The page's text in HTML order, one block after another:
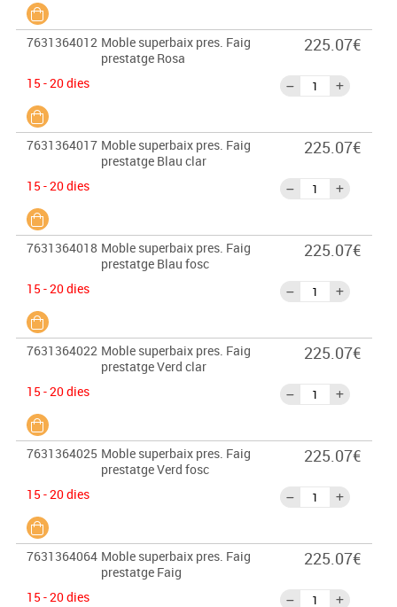
7631364012 Moble superbaix pres. Faig
prestatge Rosa
15 - 20 dies
225.07€
7631364017 Moble superbaix pres. Faig
prestatge Blau clar
15 - 20 dies
225.07€
7631364018 Moble superbaix pres. Faig
prestatge Blau fosc
15 - 20 dies
225.07€
7631364022 Moble superbaix pres. Faig
prestatge Verd clar
15 - 20 dies
225.07€
7631364025 Moble superbaix pres. Faig
prestatge Verd fosc
15 - 20 dies
225.07€
7631364064 Moble superbaix pres. Faig
prestatge Faig
15 - 20 dies
225.07€